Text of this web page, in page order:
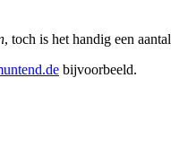
, toch is het handig een aantal
bijvoorbeeld.